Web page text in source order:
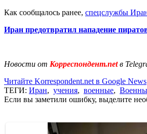
Как сообщалось ранее, спецслужбы
Иран предотвратил нападение
Новости от Корреспондент.netв
Читайте Korrespondent.net в Google News
ТЕГИ: Иран, учения, военные,
Если вы заметили ошибку, выделите